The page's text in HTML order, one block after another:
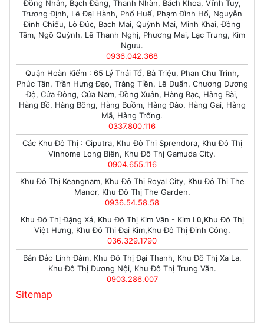
Đồng Nhân, Bạch Đằng, Thanh Nhàn, Bách Khoa, Vĩnh Tuy,
Trương Định, Lê Đại Hành, Phố Huế, Phạm Đình Hổ, Nguyễn
Đình Chiểu, Lò Đúc, Bạch Mai, Quỳnh Mai, Minh Khai, Đồng
Tâm, Ngõ Quỳnh, Lê Thanh Nghị, Phương Mai, Lạc Trung, Kim
Ngưu.
0936.042.368
Quận Hoàn Kiếm : 65 Lý Thái Tổ, Bà Triệu, Phan Chu Trinh,
Phúc Tân, Trần Hưng Đạo, Tràng Tiền, Lê Duẩn, Chương Dương
Độ, Cửa Đông, Cửa Nam, Đồng Xuân, Hàng Bạc, Hàng Bài,
Hàng Bồ, Hàng Bông, Hàng Buồm, Hàng Đào, Hàng Gai, Hàng
Mã, Hàng Trống.
0337.800.116
Các Khu Đô Thị : Ciputra, Khu Đô Thị Sprendora, Khu Đô Thị
Vinhome Long Biên, Khu Đô Thị Gamuda City.
0904.655.116
Khu Đô Thị Keangnam, Khu Đô Thị Royal City, Khu Đô Thị The
Manor, Khu Đô Thị The Garden.
0936.54.58.58
Khu Đô Thị Đặng Xá, Khu Đô Thị Kim Văn - Kim Lũ,Khu Đô Thị
Việt Hưng, Khu Đô Thị Đại Kim,Khu Đô Thị Định Công.
036.329.1790
Bán Đảo Linh Đàm, Khu Đô Thị Đại Thanh, Khu Đô Thị Xa La,
Khu Đô Thị Dương Nội, Khu Đô Thị Trung Văn.
0903.286.007
Sitemap